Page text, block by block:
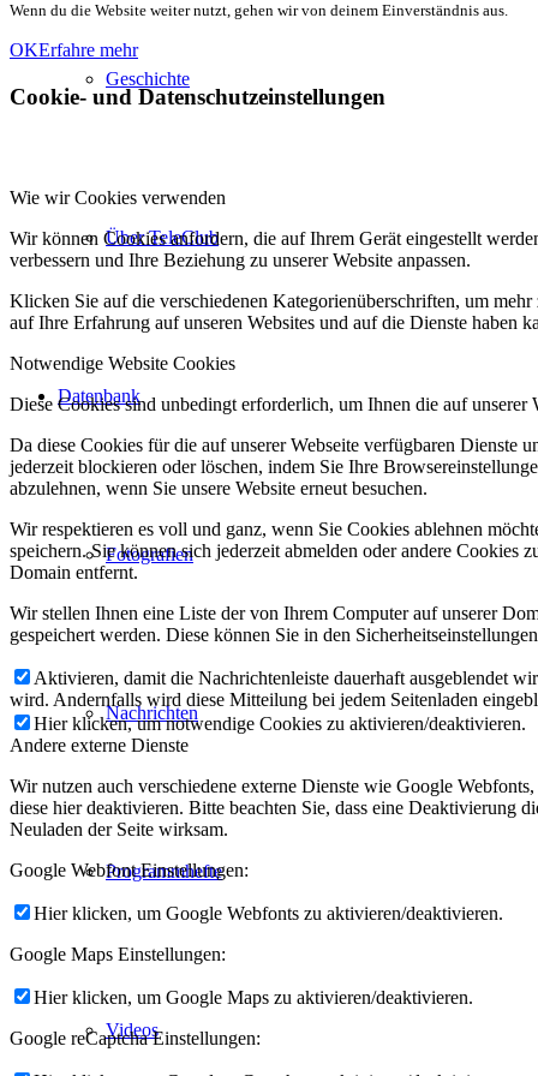
Geschichte
Über TeleClub
Datenbank
Fotografien
Nachrichten
Programmhefte
Videos
Wenn du die Website weiter nutzt, gehen wir von deinem Einverständnis aus.
OKErfahre mehr
Cookie- und Datenschutzeinstellungen
Wie wir Cookies verwenden
Wir können Cookies anfordern, die auf Ihrem Gerät eingestellt
verbessern und Ihre Beziehung zu unserer Website anpassen.
Klicken Sie auf die verschiedenen Kategorienüberschriften, um
auf Ihre Erfahrung auf unseren Websites und auf die Dienste haben
Notwendige Website Cookies
Diese Cookies sind unbedingt erforderlich, um Ihnen die auf
Da diese Cookies für die auf unserer Webseite verfügbaren
jederzeit blockieren oder löschen, indem Sie Ihre
abzulehnen, wenn Sie unsere Website erneut besuchen.
Wir respektieren es voll und ganz, wenn Sie Cookies ablehnen
speichern. Sie können sich jederzeit abmelden oder andere Cookies
Domain entfernt.
Wir stellen Ihnen eine Liste der von Ihrem Computer auf unserer
gespeichert werden. Diese können Sie in den
Aktivieren, damit die Nachrichtenleiste dauerhaft ausgeblendet
wird. Andernfalls wird diese Mitteilung bei jedem Seitenladen
Hier klicken, um notwendige Cookies zu aktivieren/deaktivieren.
Andere externe Dienste
Wir nutzen auch verschiedene externe Dienste wie Google
diese hier deaktivieren. Bitte beachten Sie, dass eine Deaktivierung
Neuladen der Seite wirksam.
Google Webfont Einstellungen:
Hier klicken, um Google Webfonts zu aktivieren/deaktivieren.
Google Maps Einstellungen:
Hier klicken, um Google Maps zu aktivieren/deaktivieren.
Google reCaptcha Einstellungen: